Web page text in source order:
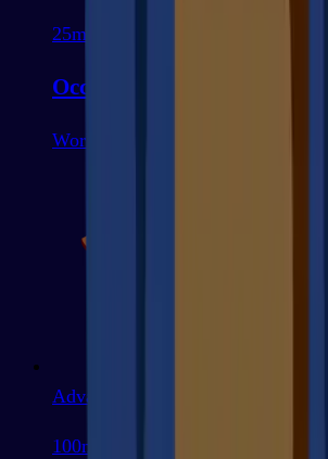
25mots
Occupations
Work & Business
Advanced
100mots